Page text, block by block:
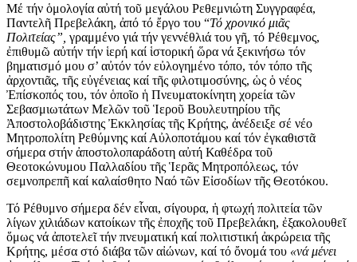
Μέ τήν ὁμολογία αὐτή τοῦ μεγάλου Ρεθεμνιώτη Συγγραφέα,
Παντελῆ Πρεβελάκη, ἀπό τό ἔργο του “Τό χρονικό μιᾶς
Πολιτείας”, γραμμένο γιά τήν γεννέθλιά του γῆ, τό Ρέθεμνος,
ἐπιθυμῶ αὐτήν τήν ἱερή καί ἱστορική ὥρα νά ξεκινήσω τόν
βηματισμό μου σ’ αὐτόν τόν εὐλογημένο τόπο, τόν τόπο τῆς
ἀρχοντιᾶς, τῆς εὐγένειας καί τῆς φιλοτιμοσύνης, ὡς ὁ νέος
Ἐπίσκοπός του, τόν ὁποῖο ἡ Πνευματοκίνητη χορεία τῶν
Σεβασμιωτάτων Μελῶν τοῦ Ἱεροῦ Βουλευτηρίου τῆς
Ἀποστολοβάδιστης Ἐκκλησίας τῆς Κρήτης, ἀνέδειξε σέ νέο
Μητροπολίτη Ρεθύμνης καί Αὐλοποτάμου καί τόν ἐγκαθιστᾶ
σήμερα στήν ἀποστολοπαράδοτη αὐτή Καθέδρα τοῦ
Θεοτοκώνυμου Παλλαδίου τῆς Ἱερᾶς Μητροπόλεως, τόν
σεμνοπρεπῆ καί καλαίσθητο Ναό τῶν Εἰσοδίων τῆς Θεοτόκου.
Τό Ρέθυμνο σήμερα δέν εἶναι, σίγουρα, ἡ φτωχή πολιτεία τῶν
λίγων χιλιάδων κατοίκων τῆς ἐποχῆς τοῦ Πρεβελάκη, ἐξακολουθεῖ
ὅμως νά ἀποτελεῖ τήν πνευματική καί πολιτιστική ἀκρώρεια τῆς
Κρήτης, μέσα στό διάβα τῶν αἰώνων, καί τό ὄνομά του «νά μένει